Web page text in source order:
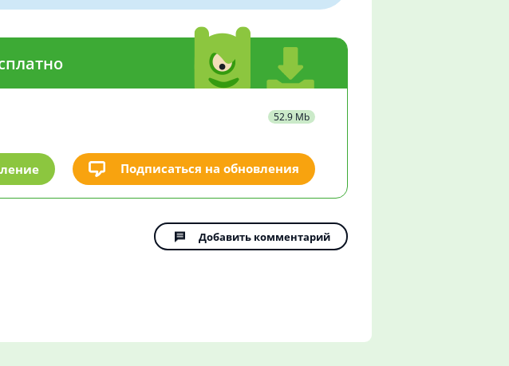
52.9 Mb
Подписаться на обновления
Добавить комментарий